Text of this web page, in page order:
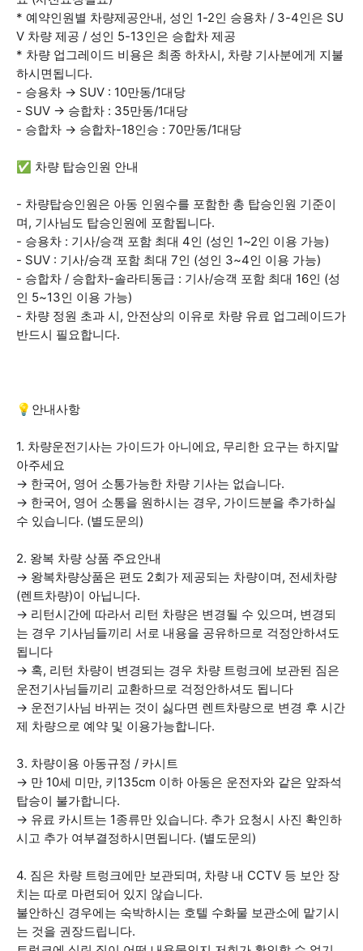
* 예약인원별 차량제공안내, 성인 1-2인 승용차 / 3-4인은 SU
V 차량 제공 / 성인 5-13인은 승합차 제공
* 차량 업그레이드 비용은 최종 하차시, 차량 기사분에게 지불
하시면됩니다.
- 승용차 → SUV : 10만동/1대당
- SUV → 승합차 : 35만동/1대당
- 승합차 → 승합차-18인승 : 70만동/1대당
✅ 차량 탑승인원 안내
- 차량탑승인원은 아동 인원수를 포함한 총 탑승인원 기준이
며, 기사님도 탑승인원에 포함됩니다.
- 승용차 : 기사/승객 포함 최대 4인 (성인 1~2인 이용 가능)
- SUV : 기사/승객 포함 최대 7인 (성인 3~4인 이용 가능)
- 승합차 / 승합차-솔라티동급 : 기사/승객 포함 최대 16인 (성
인 5~13인 이용 가능)
- 차량 정원 초과 시, 안전상의 이유로 차량 유료 업그레이드가
반드시 필요합니다.
💡안내사항
1. 차량운전기사는 가이드가 아니에요, 무리한 요구는 하지말
아주세요
→ 한국어, 영어 소통가능한 차량 기사는 없습니다.
→ 한국어, 영어 소통을 원하시는 경우, 가이드분을 추가하실
수 있습니다. (별도문의)
2. 왕복 차량 상품 주요안내
→ 왕복차량상품은 편도 2회가 제공되는 차량이며, 전세차량
(렌트차량)이 아닙니다.
→ 리턴시간에 따라서 리턴 차량은 변경될 수 있으며, 변경되
는 경우 기사님들끼리 서로 내용을 공유하므로 걱정안하셔도
됩니다
→ 혹, 리턴 차량이 변경되는 경우 차량 트렁크에 보관된 짐은
운전기사님들끼리 교환하므로 걱정안하셔도 됩니다
→ 운전기사님 바뀌는 것이 싫다면 렌트차량으로 변경 후 시간
제 차량으로 예약 및 이용가능합니다.
3. 차량이용 아동규정 / 카시트
→ 만 10세 미만, 키135cm 이하 아동은 운전자와 같은 앞좌석
탑승이 불가합니다.
→ 유료 카시트는 1종류만 있습니다. 추가 요청시 사진 확인하
시고 추가 여부결정하시면됩니다. (별도문의)
4. 짐은 차량 트렁크에만 보관되며, 차량 내 CCTV 등 보안 장
치는 따로 마련되어 있지 않습니다.
불안하신 경우에는 숙박하시는 호텔 수화물 보관소에 맡기시
는 것을 권장드립니다.